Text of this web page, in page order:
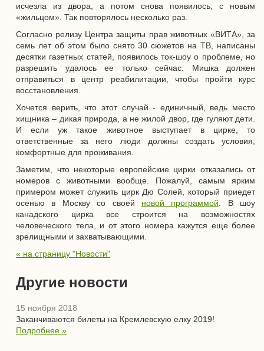
исчезла из двора, а потом снова появилось, с новым
«жильцом». Так повторялось несколько раз.
Согласно релизу Центра защиты прав животных «ВИТА», за
семь лет об этом было снято 30 сюжетов на ТВ, написаны
десятки газетных статей, появилось ток-шоу о проблеме, но
разрешить удалось ее только сейчас. Мишка должен
отправиться в центр реабилитации, чтобы пройти курс
восстановления.
Хочется верить, что этот случай - единичный, ведь место
хищника – дикая природа, а не жилой двор, где гуляют дети.
И если уж такое животное выступает в цирке, то
ответственные за него люди должны создать условия,
комфортные для проживания.
Заметим, что некоторые европейские цирки отказались от
номеров с животными вообще. Пожалуй, самым ярким
примером может служить цирк Дю Солей, который приедет
осенью в Москву со своей новой программой . В шоу
канадского цирка все строится на возможностях
человеческого тела, и от этого номера кажутся еще более
зрелищными и захватывающими.
« на страницу "Новости"
Другие новости
15 ноября 2018
Заканчиваются билеты на Кремлевскую елку 2019!
Подробнее »